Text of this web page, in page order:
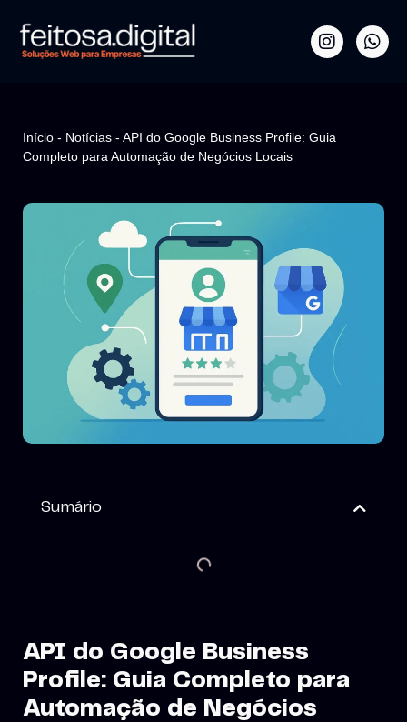
Início - Notícias - API do Google Business Profile: Guia
Completo para Automação de Negócios Locais
Sumário
API do Google Business
Profile: Guia Completo para
Automação de Negócios